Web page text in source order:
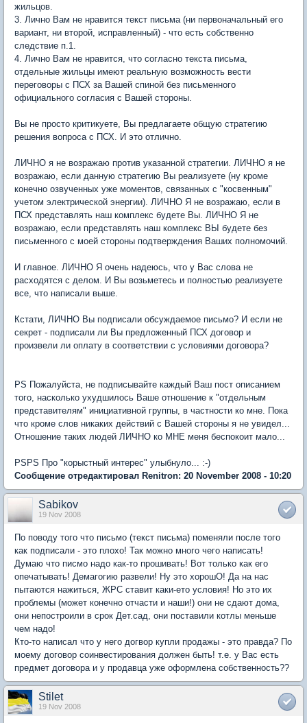
жильцов.
3. Лично Вам не нравится текст письма (ни первоначальный его
вариант, ни второй, исправленный) - что есть собственно
следствие п.1.
4. Лично Вам не нравится, что согласно текста письма,
отдельные жильцы имеют реальную возможность вести
переговоры с ПСХ за Вашей спиной без письменного
официального согласия с Вашей стороны.
Вы не просто критикуете, Вы предлагаете общую стратегию
решения вопроса с ПСХ. И это отлично.
ЛИЧНО я не возражаю против указанной стратегии. ЛИЧНО я не
возражаю, если данную стратегию Вы реализуете (ну кроме
конечно озвученных уже моментов, связанных с "косвенным"
учетом электрической энергии). ЛИЧНО Я не возражаю, если в
ПСХ представлять наш комплекс будете Вы. ЛИЧНО Я не
возражаю, если представлять наш комплекс ВЫ будете без
письменного с моей стороны подтверждения Ваших полномочий.
И главное. ЛИЧНО Я очень надеюсь, что у Вас слова не
расходятся с делом. И Вы возьметесь и полностью реализуете
все, что написали выше.
Кстати, ЛИЧНО Вы подписали обсуждаемое письмо? И если не
секрет - подписали ли Вы предложенный ПСХ договор и
произвели ли оплату в соответствии с условиями договора?
PS Пожалуйста, не подписывайте каждый Ваш пост описанием
того, насколько ухудшилось Ваше отношение к "отдельным
представителям" инициативной группы, в частности ко мне. Пока
что кроме слов никаких действий с Вашей стороны я не увидел...
Отношение таких людей ЛИЧНО ко МНЕ меня беспокоит мало...
PSPS Про "корыстный интерес" улыбнуло... :-)
Сообщение отредактировал Renitron: 20 November 2008 - 10:20
Sabikov
19 Nov 2008
По поводу того что письмо (текст письма) поменяли после того
как подписали - это плохо! Так можно много чего написать!
Думаю что писмо надо как-то прошивать! Вот только как его
опечатывать! Демагогию развели! Ну это хорошО! Да на нас
пытаются нажиться, ЖРС ставит каки-ето условия! Но это их
проблемы (может конечно отчасти и наши!) они не сдают дома,
они непостроили в срок Дет.сад, они поставили котлы меньше
чем надо!
Кто-то написал что у него догвор купли продажы - это правда? По
моему договор соинвестирования должен быть! т.е. у Вас есть
предмет договора и у продавца уже оформлена собственность??
Stilet
19 Nov 2008